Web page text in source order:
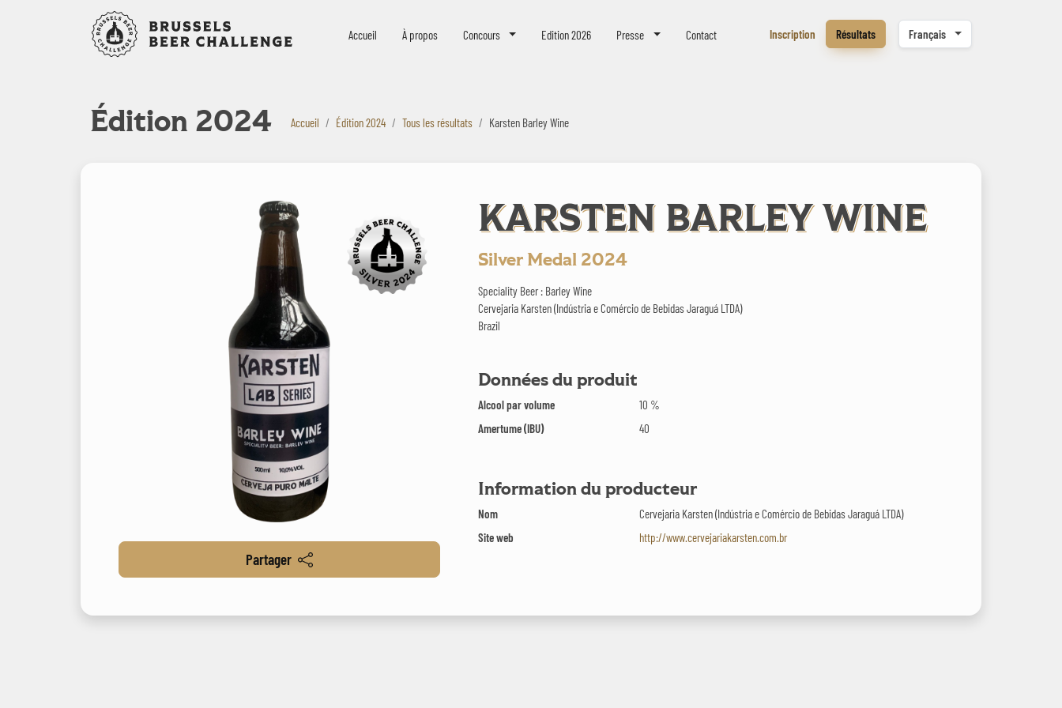
Accueil À propos Concours Edition 2026 Presse Contact Inscription Résultats Français
Édition 2024 Accueil Édition 2024 Tous les résultats Karsten Barley Wine
Partager
KARSTEN BARLEY WINE
Silver Medal 2024
Speciality Beer : Barley Wine
Cervejaria Karsten (Indústria e Comércio de Bebidas Jaraguá LTDA)
Brazil
Données du produit
Alcool par volume
10 %
Amertume (IBU)
40
Information du producteur
Nom
Cervejaria Karsten (Indústria e Comércio de Bebidas Jaraguá LTDA)
Site web
http://www.cervejariakarsten.com.br